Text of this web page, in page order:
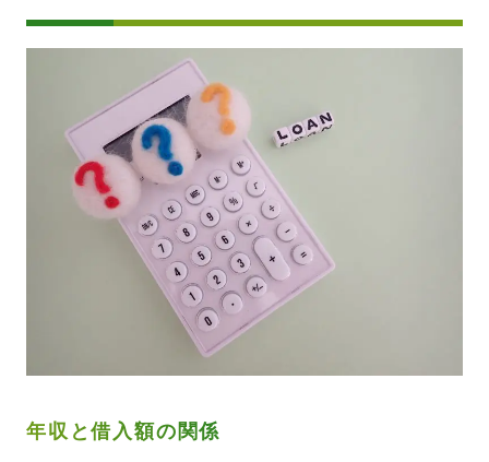
年収と借入額の関係